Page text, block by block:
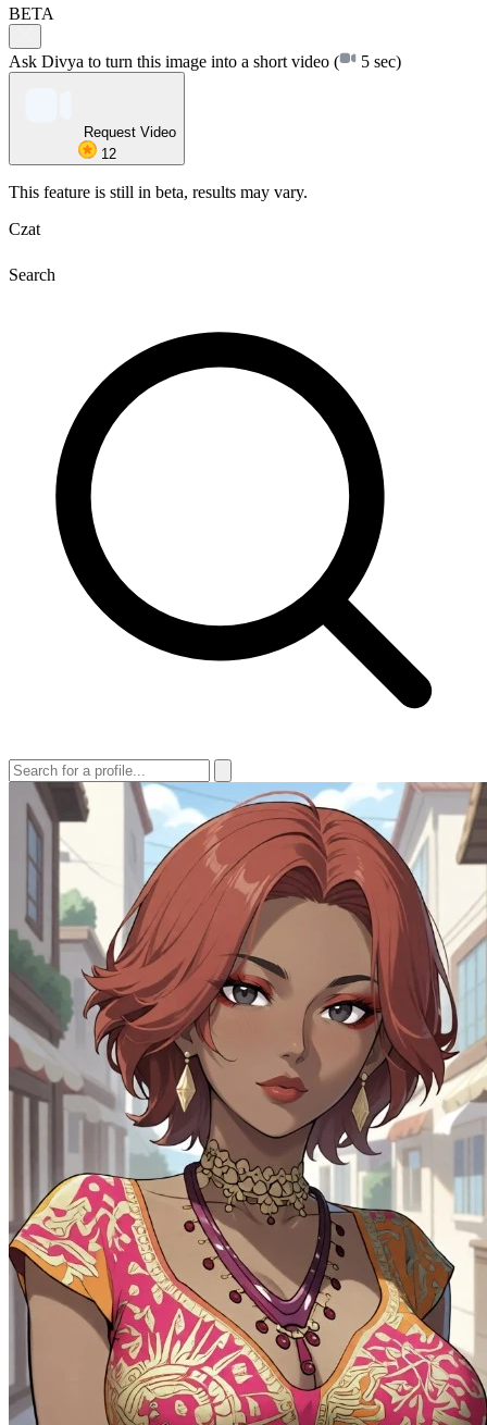
BETA
Ask Divya to turn this image into a short video ( 5 sec)
Request Video
12
This feature is still in beta, results may vary.
Czat
Search